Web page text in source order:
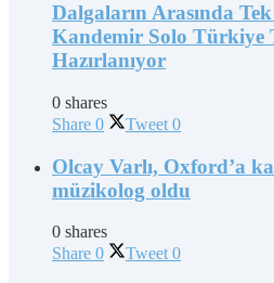
Dalgaların Arasında
Kandemir Solo Türkiye
Hazırlanıyor
0 shares
Share 0 Tweet 0
Olcay Varlı, Oxford’a
müzikolog oldu
0 shares
Share 0 Tweet 0